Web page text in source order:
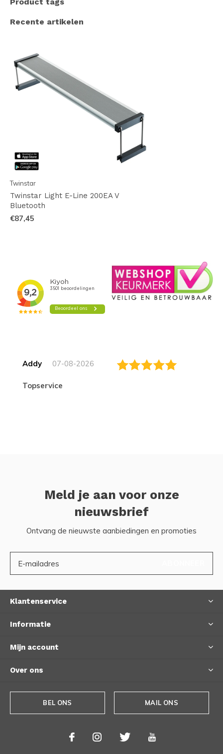
Recente artikelen
Twinstar
Twinstar Light E-Line 200EA V
Bluetooth
€87,45
Addy 07-08-2026
topservice
Meld je aan voor onze
nieuwsbrief
Ontvang de nieuwste aanbiedingen en promoties
Klantenservice
Informatie
Mijn account
Over ons
BEL ONS MAIL ONS